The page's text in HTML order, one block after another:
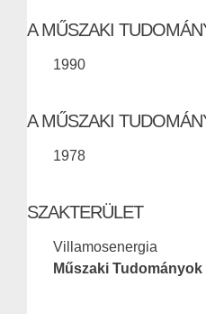
A MŰSZAKI
1990
A MŰSZAKI
1978
SZAKTERÜLET
Villamosenergia
Műszaki Tudományok